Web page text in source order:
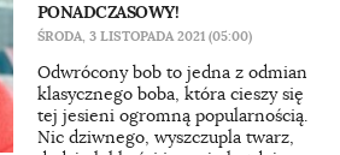
PONADCZASOWY!
ŚRODA, 3 LISTOPADA 2021 (05:00)
Odwrócony bob to jedna z odmian
klasycznego boba, która cieszy się
tej jesieni ogromną popularnością.
Nic dziwnego, wyszczupla twarz,